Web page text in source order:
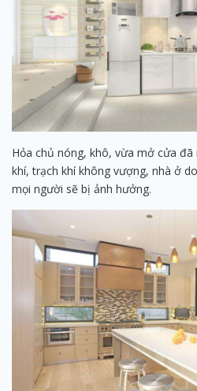
Hỏa chủ nóng, khô, vừa mở cửa đã
khí, trạch khí không vượng, nhà ở
mọi người sẽ bị ảnh hưởng.